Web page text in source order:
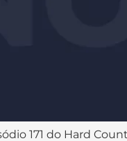
171 do ⁠⁠⁠⁠⁠⁠⁠⁠⁠⁠⁠⁠⁠⁠⁠⁠⁠⁠Hard